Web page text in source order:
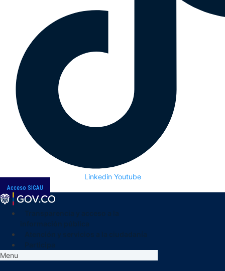
Linkedin Youtube
Acceso SICAU
Menu